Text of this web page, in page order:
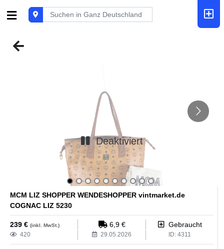
Deaktiviert
MCM LIZ SHOPPER WENDESHOPPER vintmarket.de
COGNAC LIZ 5230
239 € (inkl. MwSt.) 6,9€ Gebraucht
420 29.05.2026 ID: 4311